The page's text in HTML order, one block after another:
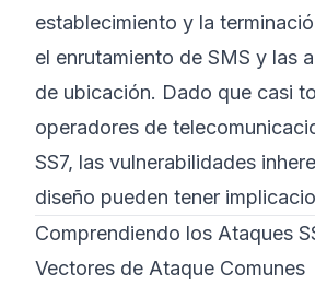
establecimiento y la
el enrutamiento de SMS y las
de ubicación. Dado que casi
operadores de
SS7, las vulnerabilidades
diseño pueden tener
Comprendiendo los Ataques
Vectores de Ataque Comunes